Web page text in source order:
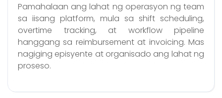
Pamahalaan ang lahat ng operasyon ng team
sa iisang platform, mula sa shift scheduling,
overtime tracking, at workflow pipeline
hanggang sa reimbursement at invoicing. Mas
nagiging episyente at organisado ang lahat ng
proseso.